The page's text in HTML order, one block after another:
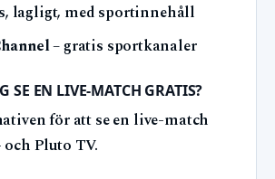
lagligt, med sportinnehåll
– gratis sportkanaler
SE EN LIVE-MATCH GRATIS?
för att se en live-match
Pluto TV.